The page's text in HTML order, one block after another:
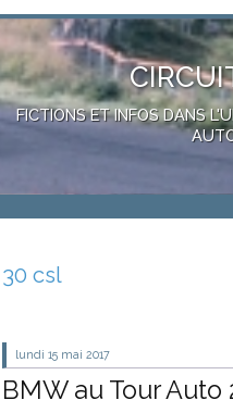
FICTIONS ET INFOS DANS
30 csl
lundi 15 mai 2017
BMW au Tour Auto